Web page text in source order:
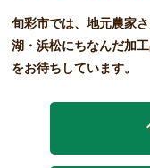
旬彩市では、地元農家
湖・浜松にちなんだ加
をお待ちしています。